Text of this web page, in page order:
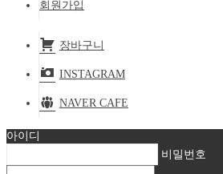
회원가입
장바구니
INSTAGRAM
NAVER CAFE
아이디
비밀번호